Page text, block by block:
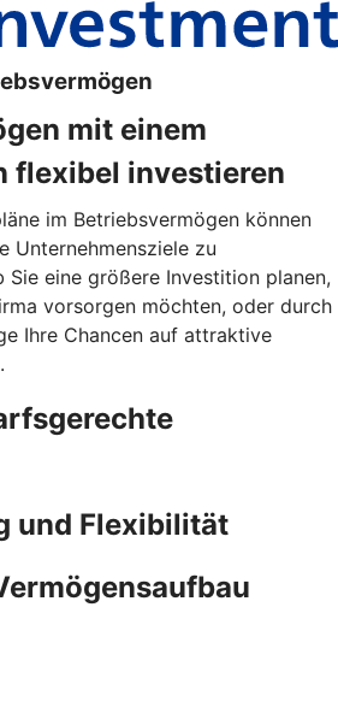
mit einem
flexibel investieren
im Betriebsvermögen können
Unternehmensziele zu
Sie eine größere Investition planen,
vorsorgen möchten, oder durch
Ihre Chancen auf attraktive
und Flexibilität